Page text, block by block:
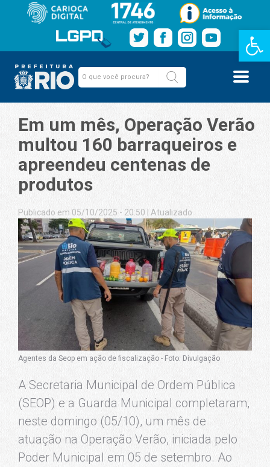
Barra de
Em um mês, Operação Verão
multou 160 barraqueiros e
apreendeu centenas de
produtos
Publicado em 05/10/2025 - 20:50 Atualizado
Agentes da Seop em ação de fiscalização - Foto: Divulgação
A Secretaria Municipal de Ordem Pública
(SEOP) e a Guarda Municipal completaram,
neste domingo (05/10), um mês de
atuação na Operação Verão, iniciada pelo
Poder Municipal em 05 de setembro. Ao